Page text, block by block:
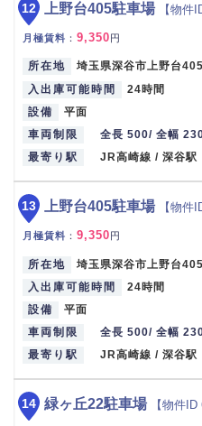
上野台405駐車場 【物件
月極賃料 ： 9,350円
所在地
埼玉県深谷市上野台
入出庫可能時間
24時間
設備
平面
車両制限
全長 500/ 全幅
最寄り駅
JR高崎線 / 深谷駅
12
上野台405駐車場 【物件
月極賃料 ： 9,350円
所在地
埼玉県深谷市上野台
入出庫可能時間
24時間
設備
平面
車両制限
全長 500/ 全幅
最寄り駅
JR高崎線 / 深谷駅
13
緑ヶ丘22駐車場 【物件ID
14